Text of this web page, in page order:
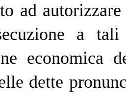
ad
a
economica
dette